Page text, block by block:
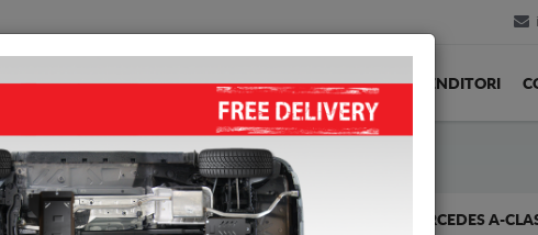
HOME CONSEGNARE FEEDBACK RIVENDITORI
A-Classe
PIASTRA PARAMOTORE DI ACCIAIO MERCEDES A-